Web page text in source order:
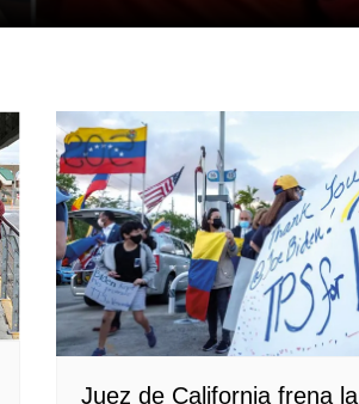
Juez de California frena la